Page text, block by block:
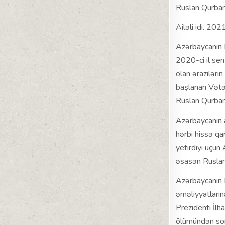
Ruslan
Ailəli idi.
2020-ci il
olan
başlanan
Ruslan
hərbi hissə
yetirdiyi üçün
əsasən
Prezidenti
ölümündən